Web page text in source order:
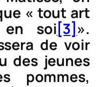
« tout art
soi [3] ».
de voir
des jeunes
pommes,